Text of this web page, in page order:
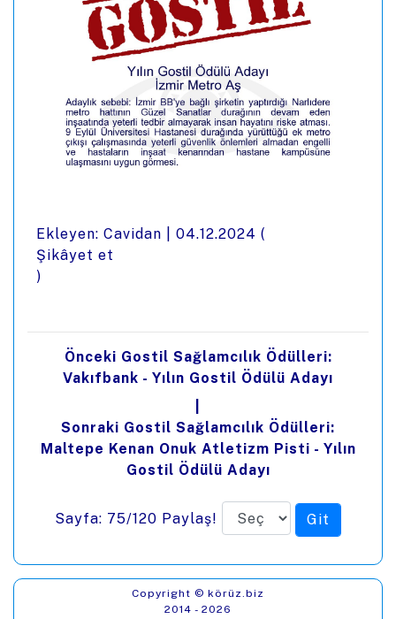
Ekleyen: Cavidan | 04.12.2024 (
Şikâyet et
)
Önceki Gostil Sağlamcılık Ödülleri:
Vakıfbank - Yılın Gostil Ödülü Adayı
Sonraki Gostil Sağlamcılık Ödülleri:
Maltepe Kenan Onuk Atletizm Pisti - Yılın
Gostil Ödülü Adayı
Sayfa: 75/120 Paylaş!
Copyright © körüz.biz
2014 - 2026